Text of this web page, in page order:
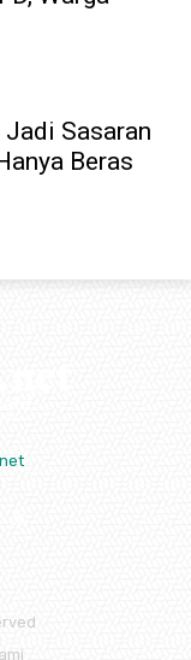
Jadi Sasaran
Beras